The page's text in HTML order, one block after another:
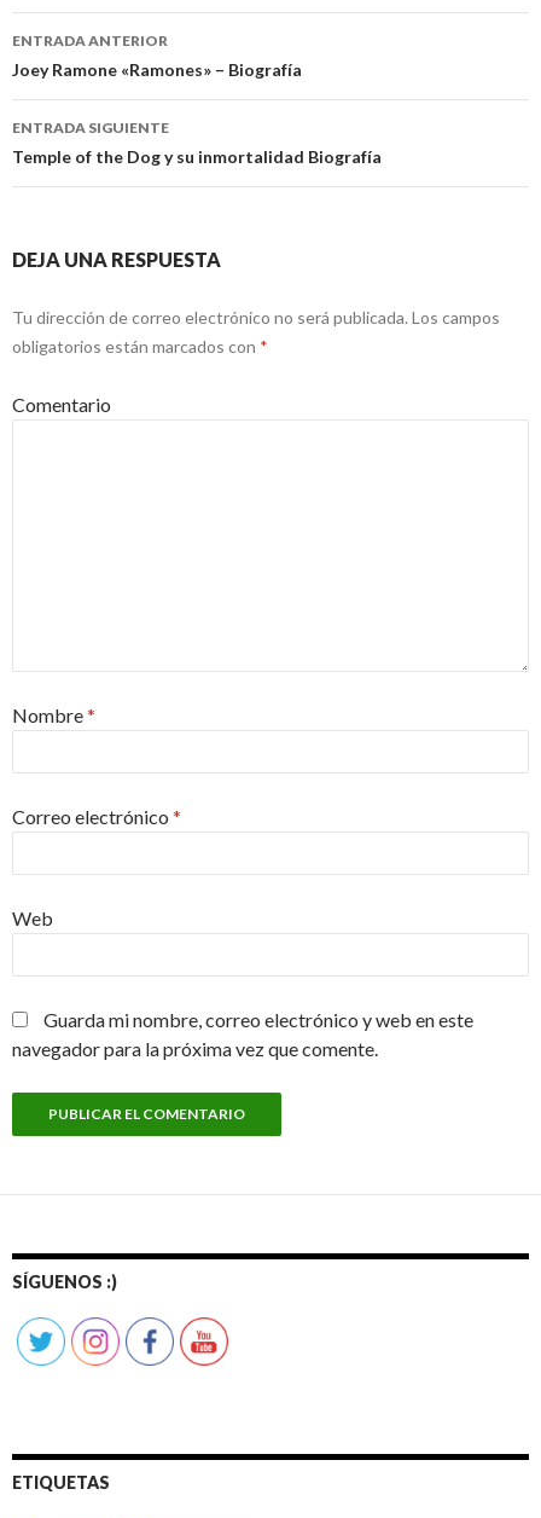
Navegación
de
entradas
ENTRADA ANTERIOR
Joey Ramone «Ramones» – Biografía
ENTRADA SIGUIENTE
Temple of the Dog y su inmortalidad Biografía
DEJA UNA RESPUESTA
Tu dirección de correo electrónico no será publicada. Los campos
obligatorios están marcados con *
Comentario
Nombre*
Correo electrónico *
Web
Guarda mi nombre, correo electrónico y web en este
navegador para la próxima vez que comente.
SÍGUENOS :)
ETIQUETAS